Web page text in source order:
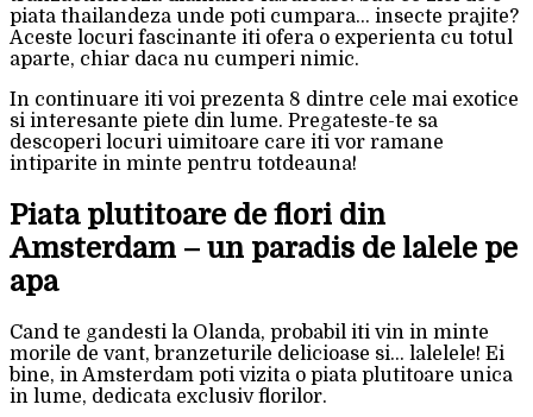
piata thailandeza unde poti cumpara… insecte prajite?
Aceste locuri fascinante iti ofera o experienta cu totul
aparte, chiar daca nu cumperi nimic.
In continuare iti voi prezenta 8 dintre cele mai exotice
si interesante piete din lume. Pregateste-te sa
descoperi locuri uimitoare care iti vor ramane
intiparite in minte pentru totdeauna!
Piata plutitoare de flori din
Amsterdam – un paradis de lalele pe
apa
Cand te gandesti la Olanda, probabil iti vin in minte
morile de vant, branzeturile delicioase si… lalelele! Ei
bine, in Amsterdam poti vizita o piata plutitoare unica
in lume, dedicata exclusiv florilor.